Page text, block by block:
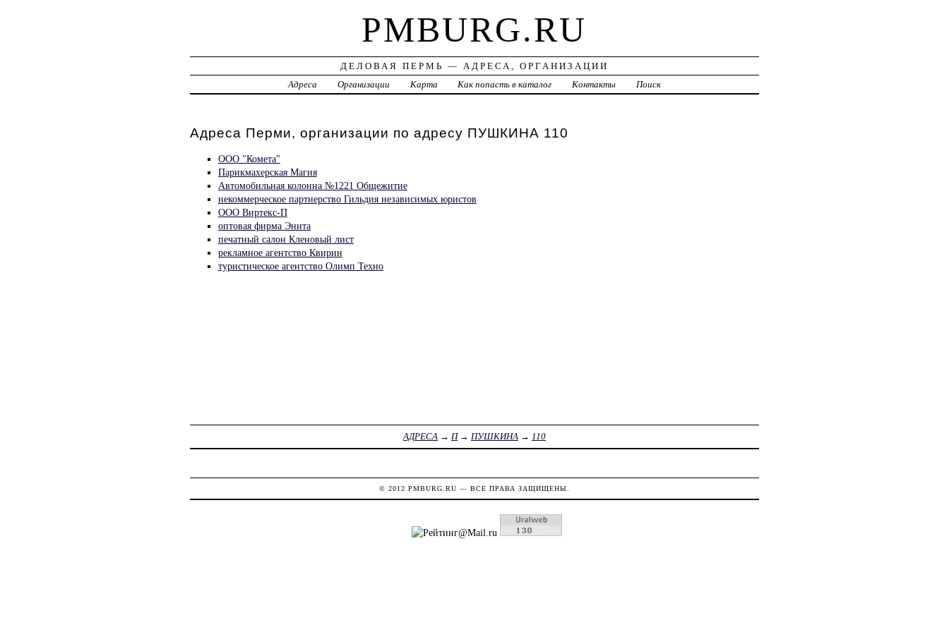
PMBURG.RU
ДЕЛОВАЯ ПЕРМЬ — АДРЕСА, ОРГАНИЗАЦИИ
Адреса
Организации Карта Как попасть в каталог Контакты Поиск
Адреса Перми, организации по адресу ПУШКИНА 110
ООО "Комета"
Парикмахерская Магия
Автомобильная колонна №1221 Общежитие
некоммерческое партнерство Гильдия независимых юристов
ООО Виртекс-П
оптовая фирма Энита
печатный салон Кленовый лист
рекламное агентство Квирин
туристическое агентство Олимп Техно
АДРЕСА→ П→ ПУШКИНА→ 110
© 2012 PMBURG.RU — ВСЕ ПРАВА ЗАЩИЩЕНЫ.